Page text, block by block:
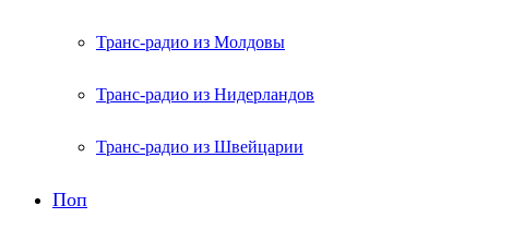
Транс-радио из Молдовы
Транс-радио из Нидерландов
Транс-радио из Швейцарии
Поп